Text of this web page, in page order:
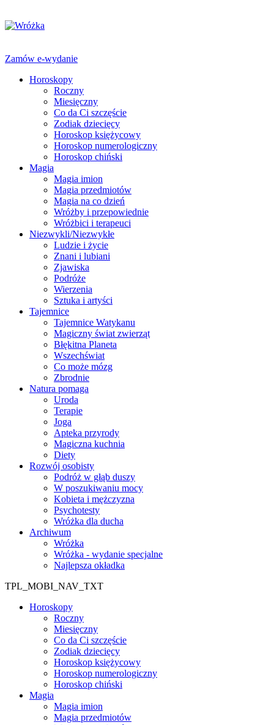
Zamów e-wydanie
Horoskopy
Roczny
Miesięczny
Co da Ci szczęście
Zodiak dziecięcy
Horoskop księżycowy
Horoskop numerologiczny
Horoskop chiński
Magia
Magia imion
Magia przedmiotów
Magia na co dzień
Wróżby i przepowiednie
Wróżbici i terapeuci
Niezwykli/Niezwykłe
Ludzie i życie
Znani i lubiani
Zjawiska
Podróże
Wierzenia
Sztuka i artyści
Tajemnice
Tajemnice Watykanu
Magiczny świat zwierząt
Błękitna Planeta
Wszechświat
Co może mózg
Zbrodnie
Natura pomaga
Uroda
Terapie
Joga
Apteka przyrody
Magiczna kuchnia
Diety
Rozwój osobisty
Podróż w głąb duszy
W poszukiwaniu mocy
Kobieta i mężczyzna
Psychotesty
Wróżka dla ducha
Archiwum
Wróżka
Wróżka - wydanie specjalne
Najlepsza okładka
TPL_MOBI_NAV_TXT
Horoskopy
Roczny
Miesięczny
Co da Ci szczęście
Zodiak dziecięcy
Horoskop księżycowy
Horoskop numerologiczny
Horoskop chiński
Magia
Magia imion
Magia przedmiotów